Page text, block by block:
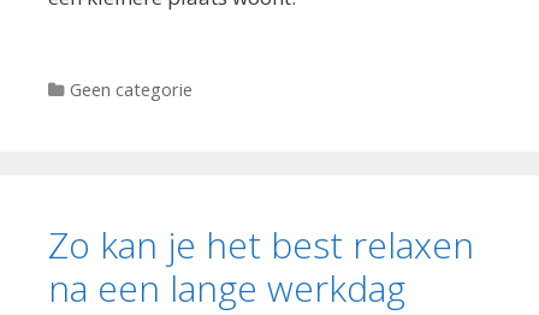
Categorieën
Geen categorie
Zo kan je het best relaxen
na een lange werkdag